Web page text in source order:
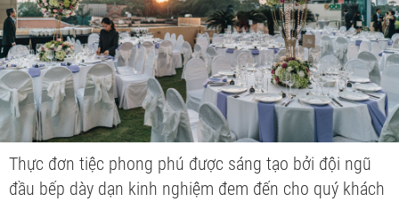
Thực đơn tiệc phong phú được sáng tạo bởi đội ngũ
đầu bếp dày dạn kinh nghiệm đem đến cho quý khách